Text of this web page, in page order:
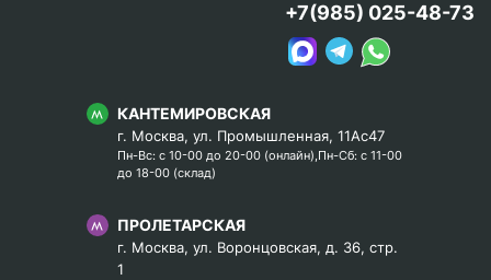
КАНТЕМИРОВСКАЯ
г. Москва, ул. Промышленная, 11Ас47
Пн-Вс: с 10-00 до 20-00 (онлайн),Пн-Сб: с 11-00
до 18-00 (склад)
ПРОЛЕТАРСКАЯ
г. Москва, ул. Воронцовская, д. 36, стр.
1
+7(985) 025-48-73